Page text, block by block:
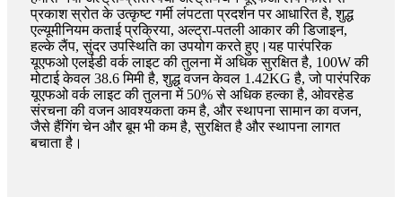
प्रकाश स्रोत के उत्कृष्ट गर्मी लंपटता प्रदर्शन पर आधारित है, शुद्ध
एल्यूमीनियम कताई प्रक्रिया, अल्ट्रा-पतली आकार की डिजाइन,
हल्के लैंप, सुंदर उपस्थिति का उपयोग करते हुए।यह पारंपरिक
यूएफओ एलईडी वर्क लाइट की तुलना में अधिक सुरक्षित है, 100W की
मोटाई केवल 38.6 मिमी है, शुद्ध वजन केवल 1.42KG है, जो पारंपरिक
यूएफओ वर्क लाइट की तुलना में 50% से अधिक हल्का है, ओवरहेड
संरचना की वजन आवश्यकता कम है, और स्थापना सामान का वजन,
जैसे हैंगिंग चेन और बूम भी कम है, सुरक्षित है और स्थापना लागत
बचाता है।